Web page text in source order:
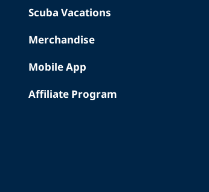
Scuba Vacations
Merchandise
Mobile App
Affiliate Program